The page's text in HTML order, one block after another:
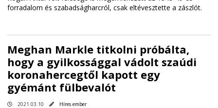
forradalom és szabadságharcról, csak eltévesztette a zászlót.
Meghan Markle titkolni próbálta,
hogy a gyilkossággal vádolt szaúdi
koronahercegtől kapott egy
gyémánt fülbevalót
2021.03.10 Híres ember